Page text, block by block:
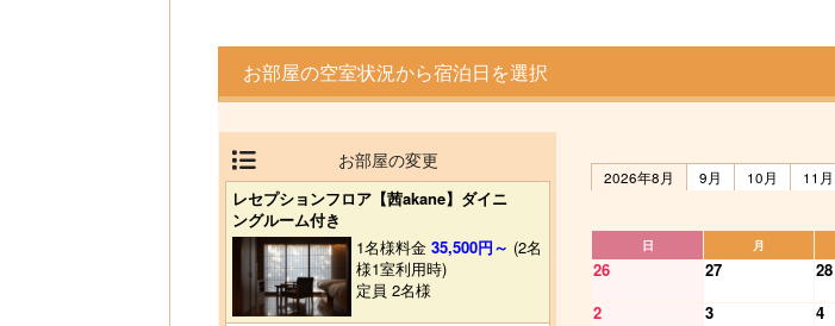
お部屋の空室状況から宿泊日を選択
お部屋の変更
レセプションフロア【茜akane】ダイニ
ングルーム付き
1名様料金35,500円～ (2名
様1室利用時)
定員 2名様
2026年8月
9月 10月 11月
日 月
26 27 28
2
3 4